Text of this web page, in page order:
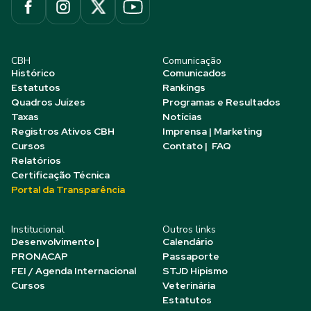
CBH
Histórico
Estatutos
Quadros Juízes
Taxas
Registros Ativos CBH
Cursos
Relatórios
Certificação Técnica
Portal da Transparência
Comunicação
Comunicados
Rankings
Programas e Resultados
Notícias
Imprensa | Marketing
Contato | FAQ
Institucional
Desenvolvimento |
PRONACAP
FEI / Agenda Internacional
Cursos
Outros links
Calendário
Passaporte
STJD Hipismo
Veterinária
Estatutos